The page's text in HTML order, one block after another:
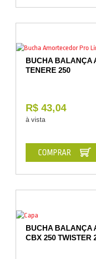
BUCHA BALANÇA
TENERE 250
R$ 43,04
à vista
COMPRAR
BUCHA BALANÇA
CBX 250 TWISTER